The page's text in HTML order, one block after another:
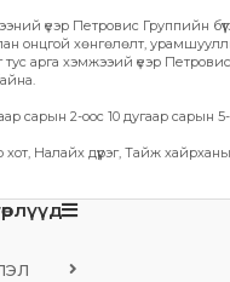
үеэр Петровис Группийн
онцгой хөнгөлөлт, урамшууллыг
тус арга хэмжээий үеэр
сарын 2-оос 10 дугаар сарын
Налайх дүүрэг, Тайж